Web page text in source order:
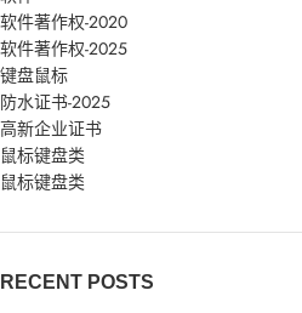
软件著作权-2020
软件著作权-2025
键盘鼠标
防水证书-2025
高新企业证书
鼠标键盘类
鼠标键盘类
RECENT POSTS